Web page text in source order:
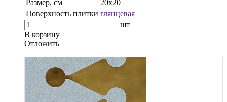
Размер, см
20x20
Поверхность плитки глянцевая
шт
В корзину
Oтложить